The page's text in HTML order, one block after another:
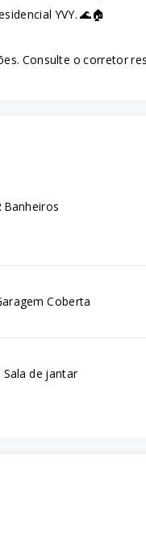
YVY. 🌊🏠
Consulte o corretor
Banheiros
Coberta
Sala de jantar